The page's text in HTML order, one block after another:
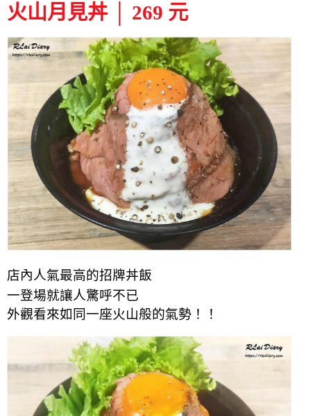
火山月見丼 │ 269 元
店內人氣最高的招牌丼飯
一登場就讓人驚呼不已
外觀看來如同一座火山般的氣勢！
！